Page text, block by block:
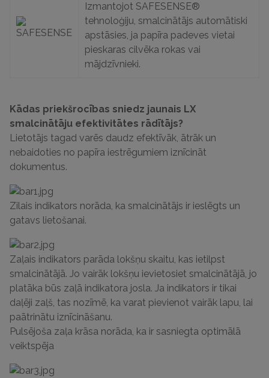
Izmantojot SAFESENSE®
tehnoloģiju, smalcinātājs automātiski
apstāsies, ja papīra padeves vietai
pieskaras cilvēka rokas vai
mājdzīvnieki.
Kādas priekšrocības sniedz jaunais LX
smalcinātāju efektivitātes rādītājs?
Lietotājs tagad varēs daudz efektīvāk, ātrāk un
nebaidoties no papīra iestrēgumiem iznīcināt
dokumentus.
Zilais indikators norāda, ka smalcinātājs ir ieslēgts un
gatavs lietošanai.
Zaļais indikators parāda lokšņu skaitu, kas ietilpst
smalcinātājā. Jo vairāk lokšņu ievietosiet smalcinātājā, jo
platāka būs zaļā indikatora josla. Ja indikators ir tikai
daļēji zaļš, tas nozīmē, ka varat pievienot vairāk lapu, lai
paātrinātu iznīcināšanu.
Pulsējoša zaļa krāsa norāda, ka ir sasniegta optimālā
veiktspēja